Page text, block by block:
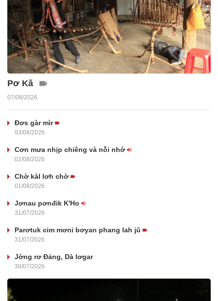
Pơ Kă
07/08/2026
Đơs gàr mìr
03/08/2026
Cơn mưa nhịp chiêng và nỗi nhớ
02/08/2026
Chờ kàl lơh chờ
01/08/2026
Jơnau pơnđik K'Ho
31/07/2026
Parơtuk cim mơni bơyan phang lah jŭ
31/07/2026
Jờng rơ Đảng, Dà lơgar
30/07/2026